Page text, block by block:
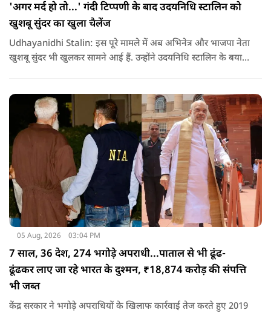
'अगर मर्द हो तो...' गंदी टिप्पणी के बाद उदयनिधि स्टालिन को
खुशबू सुंदर का खुला चैलेंज
Udhayanidhi Stalin: इस पूरे मामले में अब अभिनेत्र और भाजपा नेता
खुशबू सुंदर भी खुलकर सामने आई हैं. उन्होंने उदयनिधि स्टालिन के बयान
नहीं है.
05 Aug, 2026 03:04 PM
7 साल, 36 देश, 274 भगोड़े अपराधी...पाताल से भी ढूंढ-
ढूंढकर लाए जा रहे भारत के दुश्मन, ₹18,874 करोड़ की संपत्ति
भी जब्त
केंद्र सरकार ने भगोड़े अपराधियों के खिलाफ कार्रवाई तेज करते हुए 2019